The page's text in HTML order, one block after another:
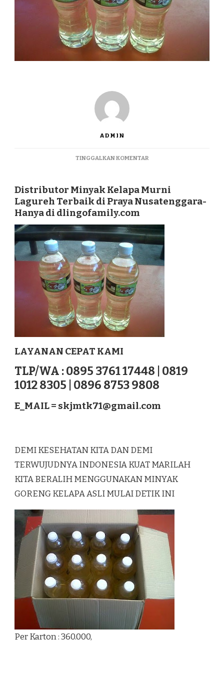
ADMIN
TINGGALKAN KOMENTARPADA
KELAPA
MURNI
LAGUREH
DI
PRAYA
NUSATENGGARA
Distributor Minyak Kelapa Murni
Lagureh Terbaik di Praya Nusatenggara-
Hanya di dlingofamily.com
LAYANAN CEPAT KAMI
TLP/WA : 0895 3761 17448 | 0819
1012 8305 | 0896 8753 9808
E_MAIL = skjmtk71@gmail.com
DEMI KESEHATAN KITA DAN DEMI
TERWUJUDNYA INDONESIA KUAT MARILAH
KITA BERALIH MENGGUNAKAN MINYAK
GORENG KELAPA ASLI MULAI DETIK INI
Per Karton : 360.000,